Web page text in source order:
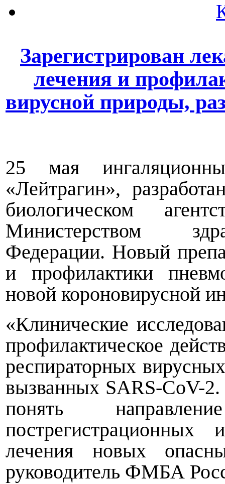
Зарегистрирован
лечения и
вирусной природы,
25 мая
«Лейтрагин»,
биологическом
Министерством
Федерации. Новый
и профилактики
новой короновирусной
«Клинические
профилактическое
респираторных
вызванных SARS-CoV-
понять
пострегистрационных
лечения новых
руководитель ФМБА